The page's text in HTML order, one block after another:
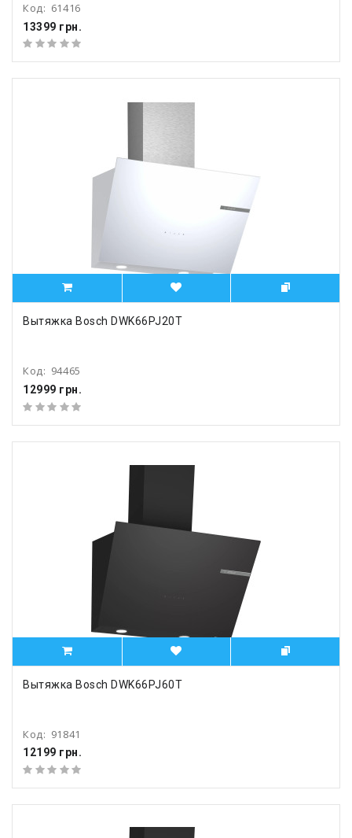
Код: 61416
13399 грн.
Вытяжка Bosch DWK66PJ20T
Код: 94465
12999 грн.
Вытяжка Bosch DWK66PJ60T
Код: 91841
12199 грн.